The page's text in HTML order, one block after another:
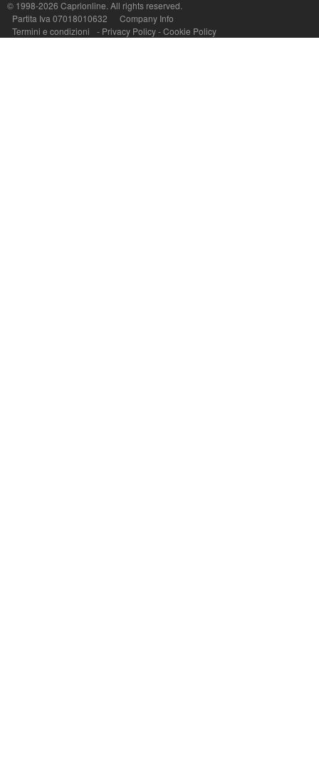
© 1998-2026 Caprionline. All rights reserved.
Partita Iva 07018010632
Company Info
Termini e condizioni
- Privacy Policy-Cookie Policy